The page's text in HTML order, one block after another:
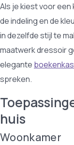
Als je kiest voor een
de indeling en de
in dezelfde stijl te
maatwerk dressoir
elegante
spreken.
huis
Woonkamer